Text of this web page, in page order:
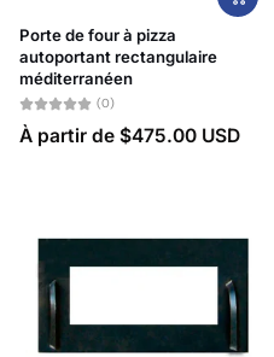
Porte de four à pizza
autoportant rectangulaire
méditerranéen
(0)
À partir de $475.00 USD